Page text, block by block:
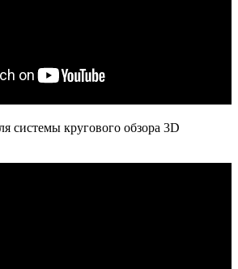
системы кругового обзора 3D